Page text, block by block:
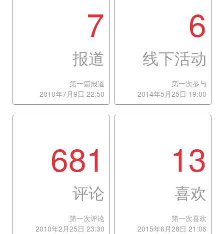
7
报道
第一篇报道
2010年7月9日 22:50
6
线下活动
第一次参与
2014年5月25日 19:00
681
评论
第一次评论
2010年2月25日 23:30
13
喜欢
第一次喜欢
2015年6月28日 21:06